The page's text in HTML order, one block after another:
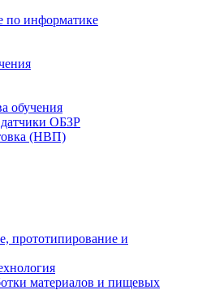
по информатике
обучения
ОБЗР
(НВП)
прототипирование и
материалов и пищевых